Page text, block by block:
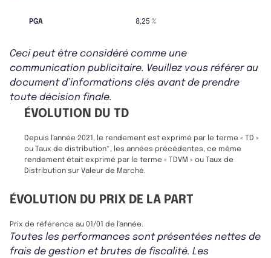
PGA 8,25 %
Ceci peut être considéré comme une
communication publicitaire. Veuillez vous référer au
document d’informations clés avant de prendre
toute décision finale.
ÉVOLUTION DU TD
Depuis l'année 2021, le rendement est exprimé par le terme « TD »
ou Taux de distribution*, les années précédentes, ce même
rendement était exprimé par le terme « TDVM » ou Taux de
Distribution sur Valeur de Marché.
ÉVOLUTION DU PRIX DE LA PART
Prix de référence au 01/01 de l'année.
Toutes les performances sont présentées nettes de
frais de gestion et brutes de fiscalité. Les